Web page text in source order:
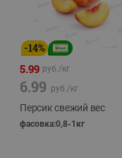
-14%
5.99 руб./кг
6.99 руб./кг
Персик свежий вес
фасовка:0,8-1кг